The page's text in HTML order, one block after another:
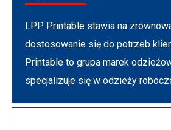
LPP Printable stawia na
dostosowanie się do potrzeb
Printable to grupa marek
specjalizuje się w odzieży